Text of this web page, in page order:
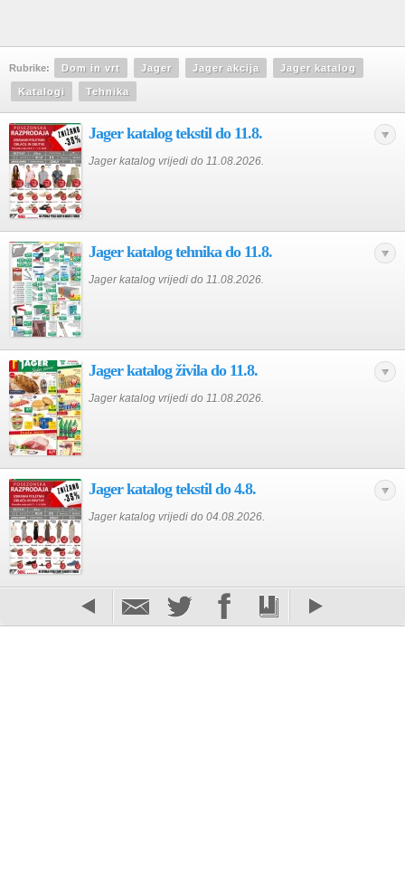
Rubrike: Dom in vrt Jager Jager akcija Jager katalog
Katalogi Tehnika
Jager katalog tekstil do 11.8.
Jager katalog vrijedi do 11.08.2026.
Jager katalog tehnika do 11.8.
Jager katalog vrijedi do 11.08.2026.
Jager katalog živila do 11.8.
Jager katalog vrijedi do 11.08.2026.
Jager katalog tekstil do 4.8.
Jager katalog vrijedi do 04.08.2026.